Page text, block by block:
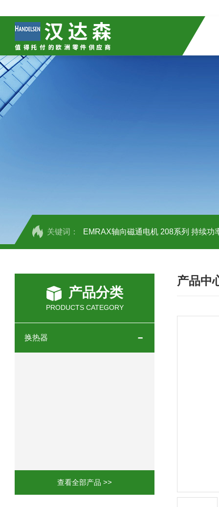
关键词： EMRAX轴向磁通电机 208系列 持续功
OEMER三相同步电机MTES 132SB/2
OEMER三相同步电机MTES 160MA/2
OEMER电机QLS 180M环保农业领域
mini motor电机MC230P3T 20- B参数
产品分类
PRODUCTS CATEGORY
换热器
查看全部产品 >>
产品中